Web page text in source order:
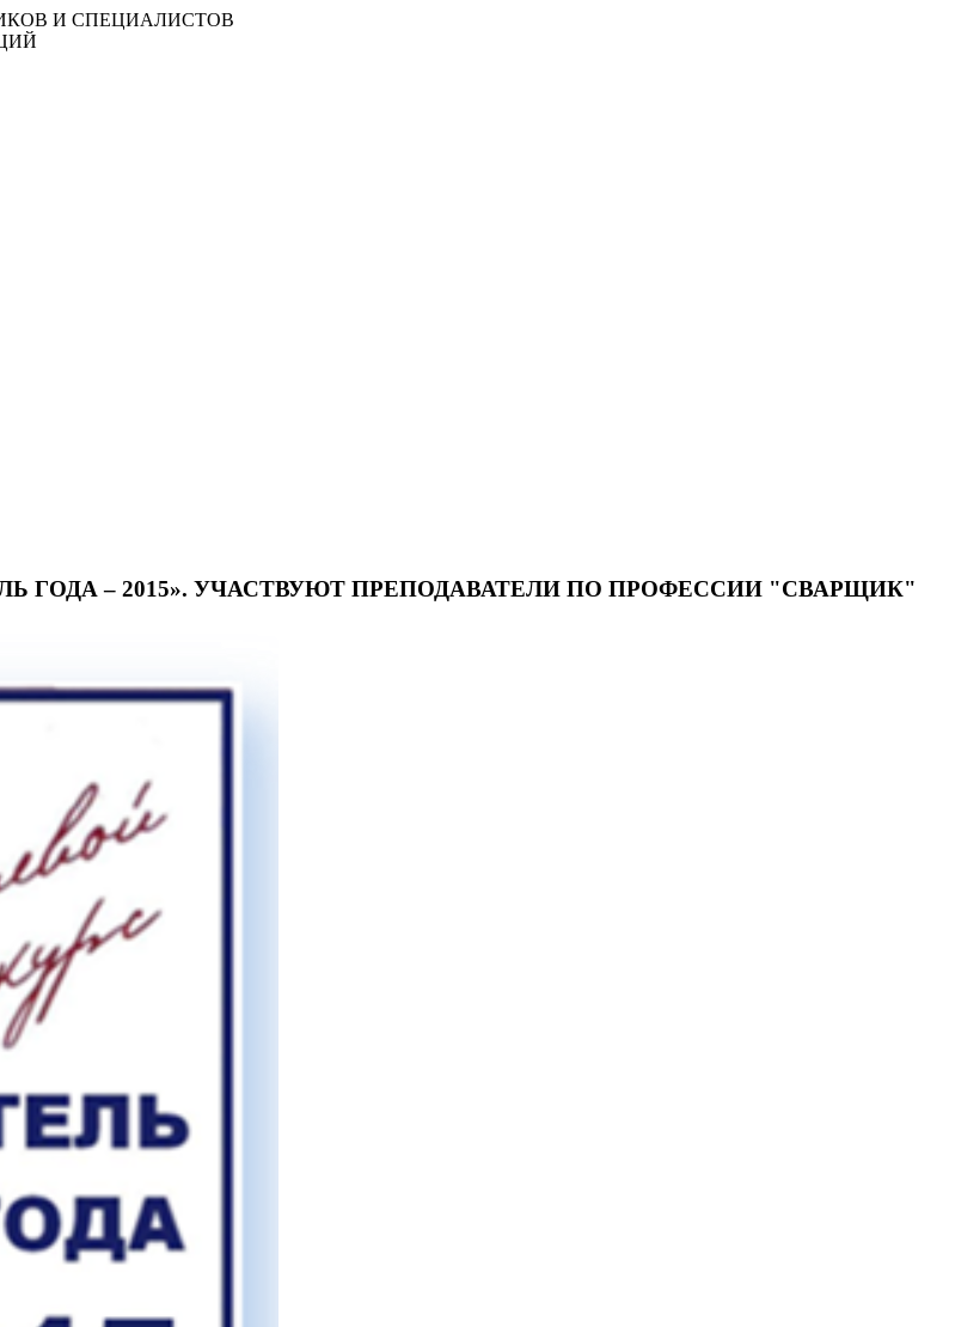
И СПЕЦИАЛИСТОВ
ГОДА – 2015». УЧАСТВУЮТ ПРЕПОДАВАТЕЛИ ПО ПРОФЕССИИ "СВАРЩИК"